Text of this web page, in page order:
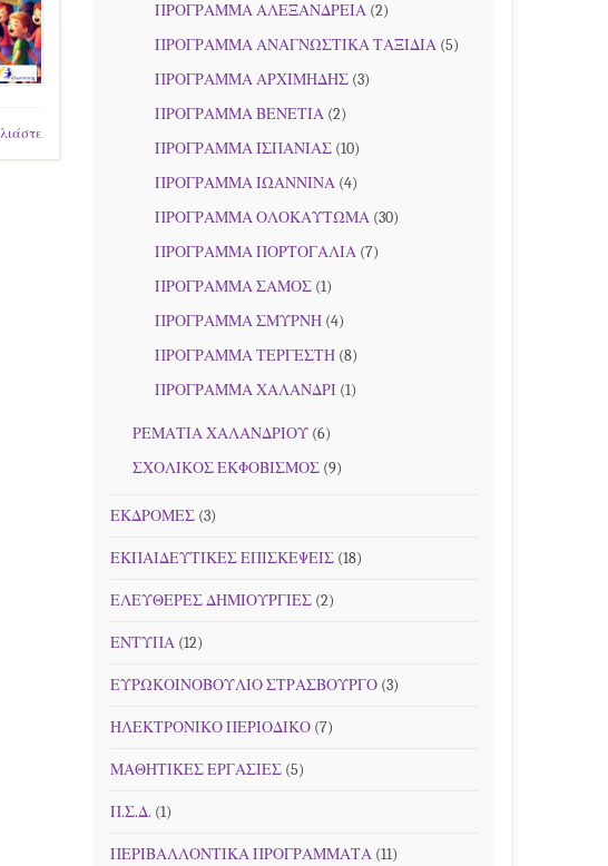
ΠΡΟΓΡΑΜΜΑ ΑΛΕΞΑΝΔΡΕΙΑ (2)
ΠΡΟΓΡΑΜΜΑ ΑΝΑΓΝΩΣΤΙΚΑ ΤΑΞΙΔΙΑ (5)
ΠΡΟΓΡΑΜΜΑ ΑΡΧΙΜΗΔΗΣ (3)
ΠΡΟΓΡΑΜΜΑ ΒΕΝΕΤΙΑ (2)
ΠΡΟΓΡΑΜΜΑ ΙΣΠΑΝΙΑΣ (10)
ΠΡΟΓΡΑΜΜΑ ΙΩΑΝΝΙΝΑ (4)
ΠΡΟΓΡΑΜΜΑ ΟΛΟΚΑΥΤΩΜΑ (30)
ΠΡΟΓΡΑΜΜΑ ΠΟΡΤΟΓΑΛΙΑ (7)
ΠΡΟΓΡΑΜΜΑ ΣΑΜΟΣ (1)
ΠΡΟΓΡΑΜΜΑ ΣΜΥΡΝΗ (4)
ΠΡΟΓΡΑΜΜΑ ΤΕΡΓΕΣΤΗ (8)
ΠΡΟΓΡΑΜΜΑ ΧΑΛΑΝΔΡΙ (1)
ΡΕΜΑΤΙΑ ΧΑΛΑΝΔΡΙΟΥ (6)
ΣΧΟΛΙΚΟΣ ΕΚΦΟΒΙΣΜΟΣ (9)
ΕΚΔΡΟΜΕΣ (3)
ΕΚΠΑΙΔΕΥΤΙΚΕΣ ΕΠΙΣΚΕΨΕΙΣ (18)
ΕΛΕΥΘΕΡΕΣ ΔΗΜΙΟΥΡΓΙΕΣ (2)
ΕΝΤΥΠΑ (12)
ΕΥΡΩΚΟΙΝΟΒΟΥΛΙΟ ΣΤΡΑΣΒΟΥΡΓΟ (3)
ΗΛΕΚΤΡΟΝΙΚΟ ΠΕΡΙΟΔΙΚΟ (7)
ΜΑΘΗΤΙΚΕΣ ΕΡΓΑΣΙΕΣ (5)
Π.Σ.Δ. (1)
ΠΕΡΙΒΑΛΛΟΝΤΙΚΑ ΠΡΟΓΡΑΜΜΑΤΑ (11)